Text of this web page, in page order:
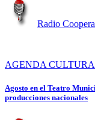
Radio
AGENDA
Agosto en el Teatro
producciones nacionales